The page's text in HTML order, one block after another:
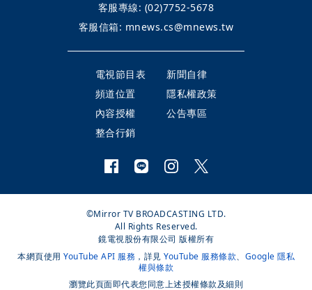
客服專線: (02)7752-5678
客服信箱: mnews.cs@mnews.tw
電視節目表
新聞自律
頻道位置
隱私權政策
內容授權
公告專區
整合行銷
©Mirror TV BROADCASTING LTD.
All Rights Reserved.
鏡電視股份有限公司 版權所有
本網頁使用 YouTube API 服務 ，詳見 YouTube 服務條款、 Google 隱私
權與條款
瀏覽此頁面即代表您同意上述授權條款及細則